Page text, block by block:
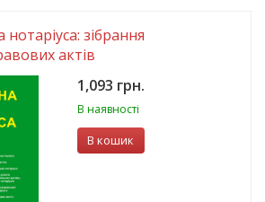
нотаріуса: зібрання
актів
1,093 грн.
В наявності
В кошик